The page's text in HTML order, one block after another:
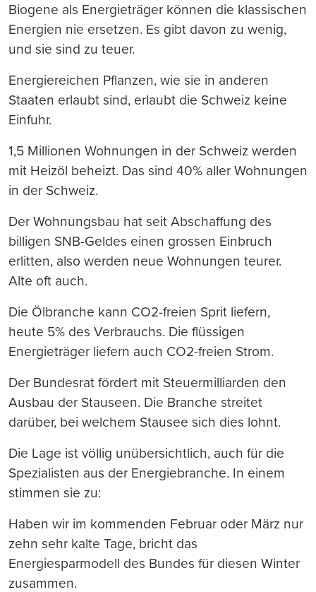
Biogene als Energieträger können die klassischen
Energien nie ersetzen. Es gibt davon zu wenig,
und sie sind zu teuer.
Energiereichen Pflanzen, wie sie in anderen
Staaten erlaubt sind, erlaubt die Schweiz keine
Einfuhr.
1,5 Millionen Wohnungen in der Schweiz werden
mit Heizöl beheizt. Das sind 40% aller Wohnungen
in der Schweiz.
Der Wohnungsbau hat seit Abschaffung des
billigen SNB-Geldes einen grossen Einbruch
erlitten, also werden neue Wohnungen teurer.
Alte oft auch.
Die Ölbranche kann CO2-freien Sprit liefern,
heute 5% des Verbrauchs. Die flüssigen
Energieträger liefern auch CO2-freien Strom.
Der Bundesrat fördert mit Steuermilliarden den
Ausbau der Stauseen. Die Branche streitet
darüber, bei welchem Stausee sich dies lohnt.
Die Lage ist völlig unübersichtlich, auch für die
Spezialisten aus der Energiebranche. In einem
stimmen sie zu:
Haben wir im kommenden Februar oder März nur
zehn sehr kalte Tage, bricht das
Energiesparmodell des Bundes für diesen Winter
zusammen.